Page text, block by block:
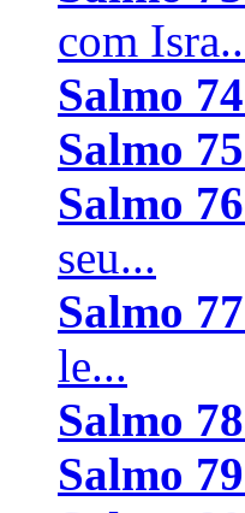
com
Salmo
Salmo
Salmo
seu...
Salmo
le...
Salmo
Salmo